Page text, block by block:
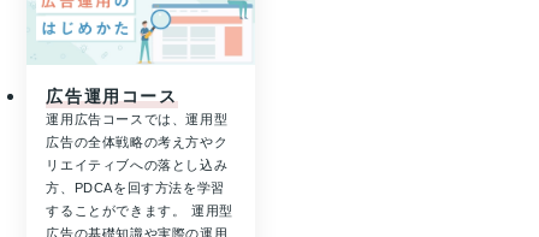
広告運用コース
運用広告コースでは、運用型
広告の全体戦略の考え方やク
リエイティブへの落とし込み
方、PDCAを回す方法を学習
することができます。 運用型
広告の基礎知識や実際の運用